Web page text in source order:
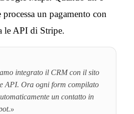
processa un pagamento con
le API di Stripe.
integrato il CRM con il sito
API. Ora ogni form compilato
un contatto in